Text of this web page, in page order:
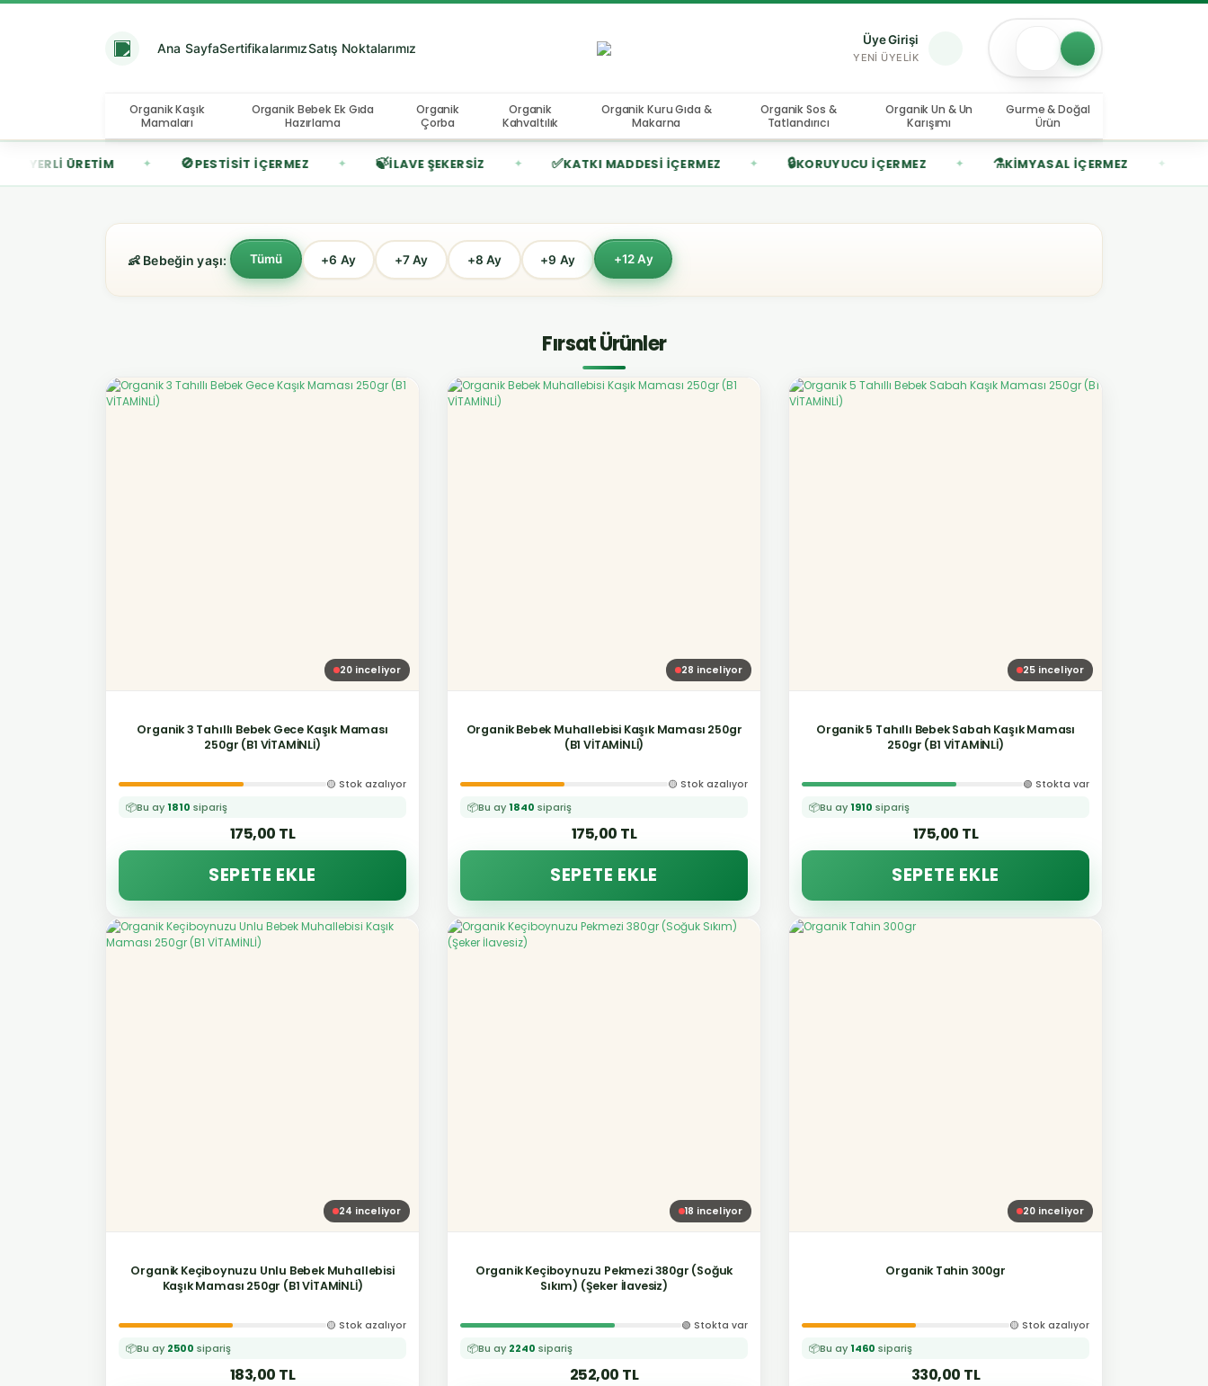
Ana SayfaSertifikalarımızSatış Noktalarımız
Üye Girişi
YENI ÜYELIK
Organik Kaşık
Mamaları
Organik Bebek Ek Gıda
Hazırlama
Organik
Çorba
Organik
Kahvaltılık
Organik Kuru Gıda &
Makarna
Organik Sos &
Tatlandırıcı
Organik Un & Un
Karışımı
Gurme & Doğal
Ürün
✦ 🚫 PESTISIT İÇERMEZ ✦ 🍃 İLAVE ŞEKERSIZ ✦ ✅ KATKI MADDESI İÇERMEZ ✦ 🔒KORUYUCU İÇERMEZ ✦ ⚗️ KIMYASAL İÇERMEZ ✦ 🎨
👶 Bebeğin yaşı: Tümü +6 Ay +7 Ay +8 Ay +9 Ay +12 Ay
Fırsat Ürünler
20inceliyor
Organik 3 Tahıllı Bebek Gece Kaşık Maması
250gr (B1 VİTAMİNLİ)
📦Bu ay 1810 sipariş
175,00 TL
🟡 Stok azalıyor
SEPETE EKLE
28 inceliyor
Organik Bebek Muhallebisi Kaşık Maması 250gr
(B1 VİTAMİNLİ)
📦Bu ay 1840 sipariş
175,00 TL
🟡 Stok azalıyor
SEPETE EKLE
25inceliyor
Organik 5 Tahıllı Bebek Sabah Kaşık Maması
250gr (B1 VİTAMİNLİ)
📦Bu ay 1910 sipariş
175,00 TL
🟢 Stokta var
SEPETE EKLE
24 inceliyor
Organik Keçiboynuzu Unlu Bebek Muhallebisi
Kaşık Maması 250gr (B1 VİTAMİNLİ)
📦Bu ay 2500 sipariş
183,00 TL
🟡 Stok azalıyor
18 inceliyor
Organik Keçiboynuzu Pekmezi 380gr (Soğuk
Sıkım) (Şeker İlavesiz)
📦Bu ay 2240 sipariş
252,00 TL
🟢 Stokta var
20inceliyor
Organik Tahin 300gr
📦Bu ay 1460 sipariş
330,00 TL
🟡 Stok azalıyor